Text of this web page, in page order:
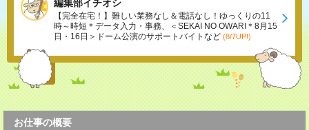
編集部イチオシ
【完全在宅！】難しい業務なし＆電話なし！ゆっくりの11
時～時短＊データ入力・事務、＜SEKAI NO OWARI＊8月15
日・16日＞ドーム公演のサポートバイトなど (8/7UP!)
お仕事の概要